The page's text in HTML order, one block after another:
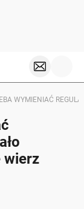
WYMIENIAĆ
wierz